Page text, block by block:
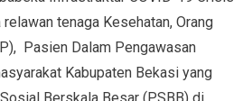
tenaga Kesehatan, Orang
Pasien Dalam Pengawasan
Kabupaten Bekasi yang